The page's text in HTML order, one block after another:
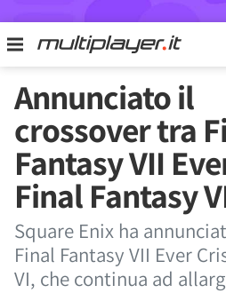
Annunciato il
crossover tra
Fantasy VII
Final Fantasy
Square Enix ha
Final Fantasy VII Ever
VI, che continua ad